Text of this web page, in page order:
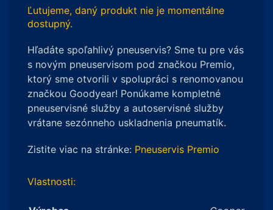
Ľutujeme, daný produkt nie je momentálne
dostupný.
Hľadáte spoľahlivý pneuservis? Sme tu pre vás
s novým pneuservisom pod značkou Premio,
ktorý sme otvorili v spolupráci s renomovanou
značkou Goodyear! Ponúkame kompletné
pneuservisné služby a autoservisné služby
vrátane sezónneho uskladnenia pneumatík.
Zistite viac na stránke: Pneuservis Premio
Vlastnosti: